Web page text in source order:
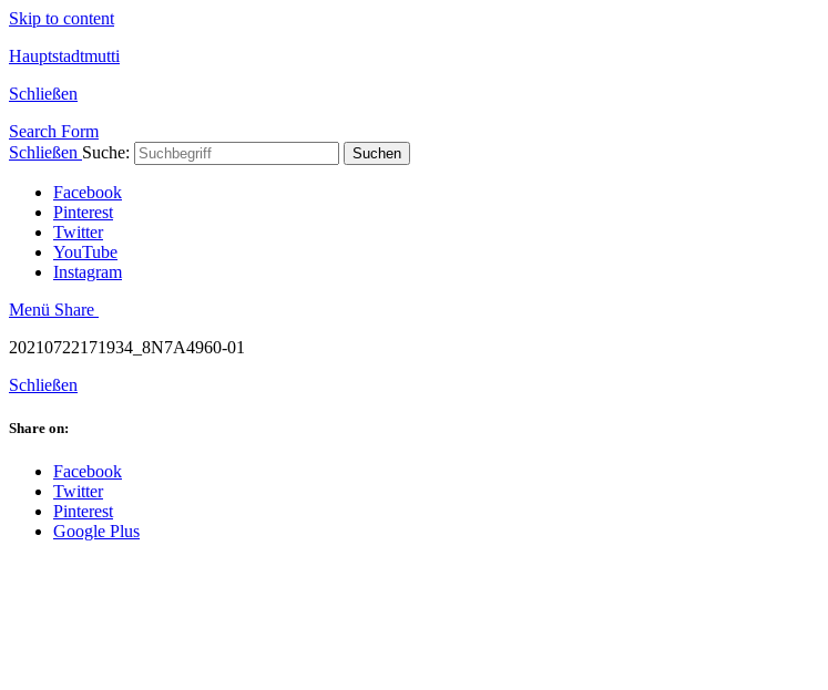
Skip to content
Hauptstadtmutti
Schließen
Search Form
Schließen Suche: Suchen
Facebook
Pinterest
Twitter
YouTube
Instagram
Menü Share
20210722171934_8N7A4960-01
Schließen
Share on:
Facebook
Twitter
Pinterest
Google Plus